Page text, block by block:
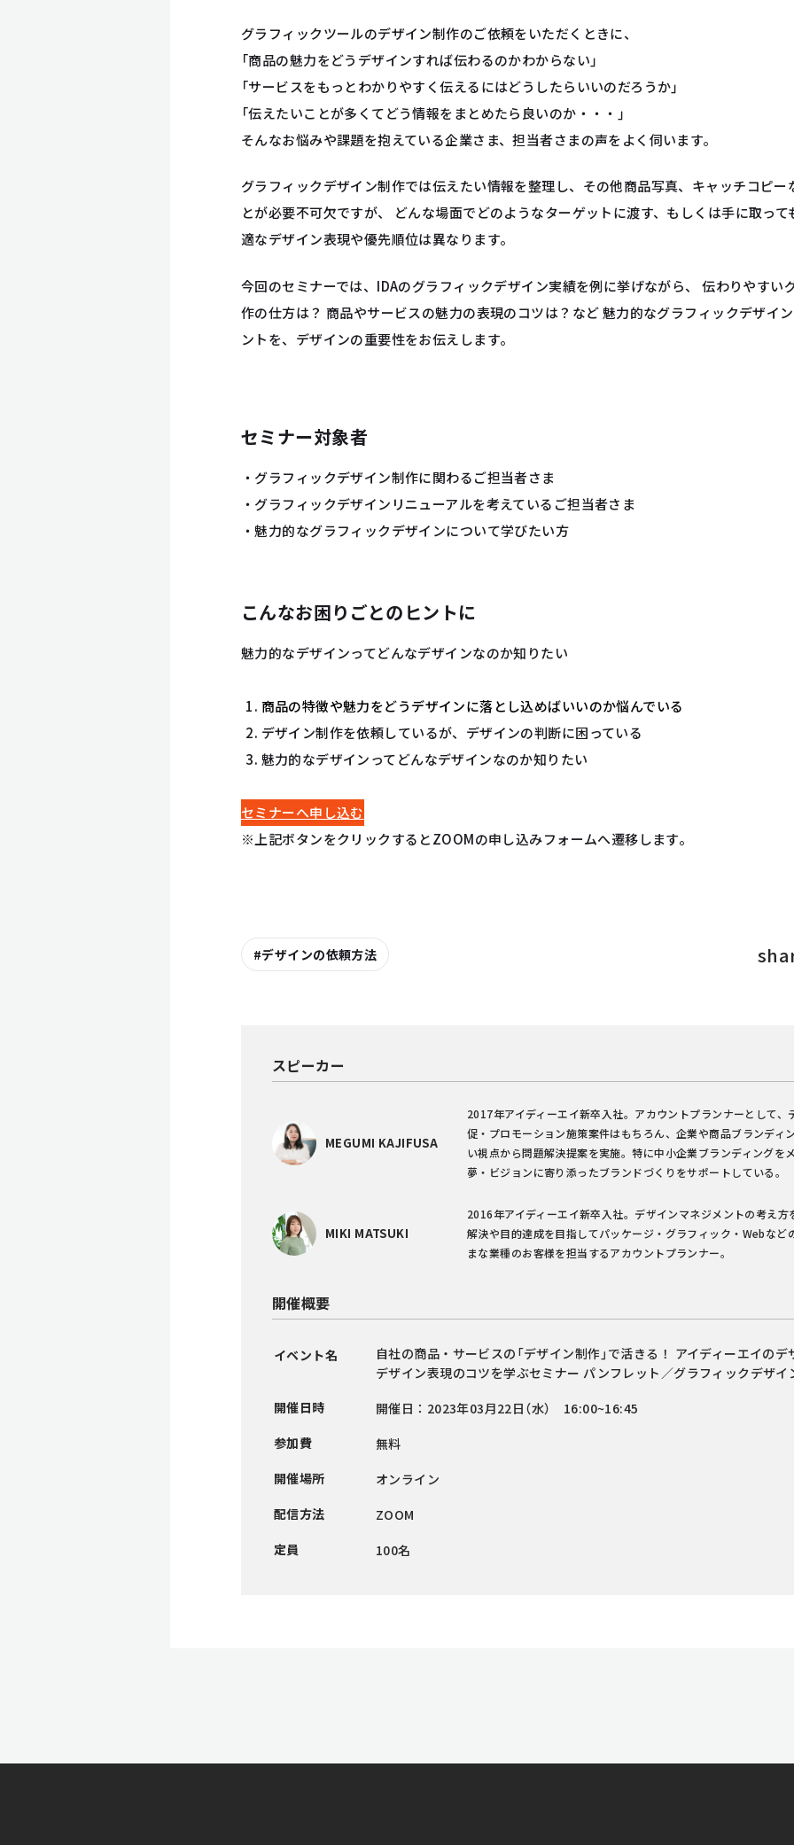
グラフィックツールのデザイン制作のご依頼をいただくときに、
「商品の魅力をどうデザインすれば伝わるのかわからない」
「サービスをもっとわかりやすく伝えるにはどうしたらいいのだろうか」
「伝えたいことが多くてどう情報をまとめたら良いのか・・・」
そんなお悩みや課題を抱えている企業さま、担当者さまの声をよく伺います。
グラフィックデザイン制作では伝えたい情報を整理し、その他商品写真、キャッチコピー
とが必要不可欠ですが、 どんな場面でどのようなターゲットに渡す、もしくは手に取っ
適なデザイン表現や優先順位は異なります。
今回のセミナーでは、IDAのグラフィックデザイン実績を例に挙げながら、 伝わりやすい
作の仕方は？ 商品やサービスの魅力の表現のコツは？など 魅力的なグラフィックデザイ
ントを、デザインの重要性をお伝えします。
セミナー対象者
・グラフィックデザイン制作に関わるご担当者さま
・グラフィックデザインリニューアルを考えているご担当者さま
・魅力的なグラフィックデザインについて学びたい方
こんなお困りごとのヒントに
魅力的なデザインってどんなデザインなのか知りたい
商品の特徴や魅力をどうデザインに落とし込めばいいのか悩んでいる
デザイン制作を依頼しているが、デザインの判断に困っている
魅力的なデザインってどんなデザインなのか知りたい
セミナーへ申し込む
※上記ボタンをクリックするとZOOMの申し込みフォームへ遷移します。
デザインの依頼方法
スピーカー
MEGUMI KAJIFUSA
2017年アイディーエイ新卒入社。アカウントプランナーとして、
促・プロモーション施策案件はもちろん、企業や商品ブランディ
い視点から問題解決提案を実施。特に中小企業ブランディングを
夢・ビジョンに寄り添ったブランドづくりをサポートしている。
MIKI MATSUKI
2016年アイディーエイ新卒入社。デザインマネジメントの考え
解決や目的達成を目指してパッケージ・グラフィック・Webなど
まな業種のお客様を担当するアカウントプランナー。
開催概要
イベント名
自社の商品・サービスの「デザイン制作」で活きる！ アイディーエイの
デザイン表現のコツを学ぶセミナー パンフレット／グラフィックデザイ
開催日時
開催日：2023年03月22日（水） 16:00~16:45
参加費
無料
開催場所
オンライン
配信方法
ZOOM
定員
100名